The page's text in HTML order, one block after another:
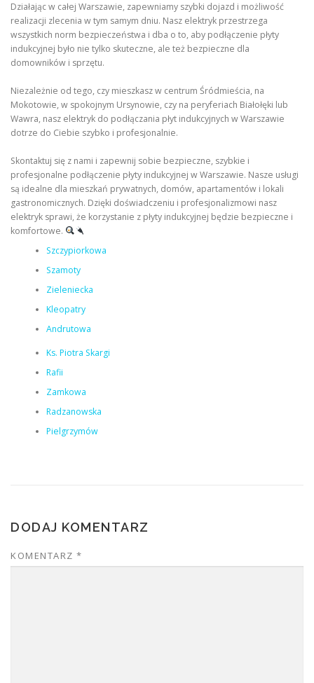
Działając w całej Warszawie, zapewniamy szybki dojazd i możliwość
realizacji zlecenia w tym samym dniu. Nasz elektryk przestrzega
wszystkich norm bezpieczeństwa i dba o to, aby podłączenie płyty
indukcyjnej było nie tylko skuteczne, ale też bezpieczne dla
domowników i sprzętu.
Niezależnie od tego, czy mieszkasz w centrum Śródmieścia, na
Mokotowie, w spokojnym Ursynowie, czy na peryferiach Białołęki lub
Wawra, nasz elektryk do podłączania płyt indukcyjnych w Warszawie
dotrze do Ciebie szybko i profesjonalnie.
Skontaktuj się z nami i zapewnij sobie bezpieczne, szybkie i
profesjonalne podłączenie płyty indukcyjnej w Warszawie. Nasze usługi
są idealne dla mieszkań prywatnych, domów, apartamentów i lokali
gastronomicznych. Dzięki doświadczeniu i profesjonalizmowi nasz
elektryk sprawi, że korzystanie z płyty indukcyjnej będzie bezpieczne i
komfortowe.
Szczypiorkowa
Szamoty
Zieleniecka
Kleopatry
Andrutowa
Ks. Piotra Skargi
Rafii
Zamkowa
Radzanowska
Pielgrzymów
DODAJ KOMENTARZ
KOMENTARZ *